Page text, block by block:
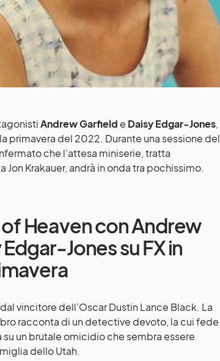
Andrew Garfield e Daisy Edgar-Jones,
primavera del 2022. Durante una sessione del
che l’attesa miniserie, tratta
Krakauer, andrà in onda tra pochissimo.
Heaven con Andrew
Jones su FX in
vincitore dell’Oscar Dustin Lance Black. La
racconta di un detective devoto, la cui fede
un brutale omicidio che sembra essere
dello Utah.